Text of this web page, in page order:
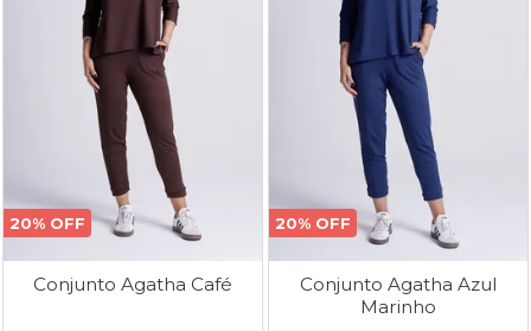
20% OFF
Conjunto Agatha Café
20% OFF
Conjunto Agatha Azul
Marinho